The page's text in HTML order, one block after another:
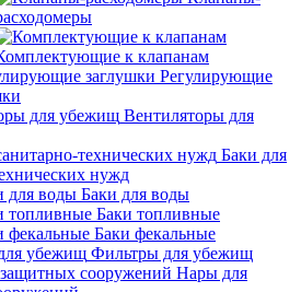
к клапанам
Регулирующие
Вентиляторы для
Баки для
нужд
Баки для воды
Баки топливные
Баки фекальные
Фильтры для убежищ
Нары для